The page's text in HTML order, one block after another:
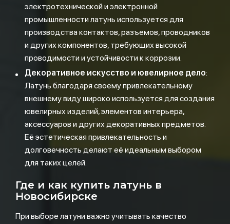
электротехнической и электронной
промышленности латунь используется для
производства контактов, разъемов, проводников
и других компонентов, требующих высокой
проводимости и устойчивости к коррозии.
Декоративное искусство и ювелирное дело:
Латунь благодаря своему привлекательному
внешнему виду широко используется для создания
ювелирных изделий, элементов интерьера,
аксессуаров и других декоративных предметов.
Её эстетическая привлекательность и
долговечность делают её идеальным выбором
для таких целей.
Где и как купить латунь в
Новосибирске
При выборе латуни важно учитывать качество